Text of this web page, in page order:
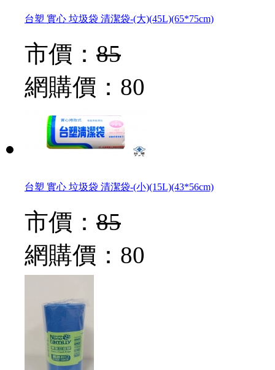
台塑 實心 垃圾袋 清潔袋-(大)(45L)(65*75cm)
市價： 85
網購價： 80
台塑 實心 垃圾袋 清潔袋-(小)(15L)(43*56cm)
市價： 85
網購價： 80